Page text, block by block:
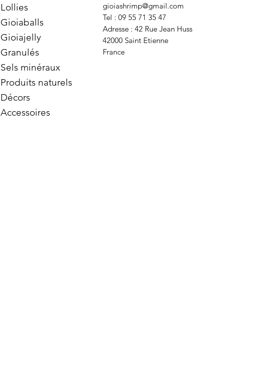
Lollies
Gioiaballs
Gioiajelly
Granulés
Sels minéraux
Produits naturels
Décors
Accessoires
gioiashrimp@gmail.com
Tel : 09 55 71 35 47
Adresse : 42 Rue Jean Huss
42000 Saint Etienne
France